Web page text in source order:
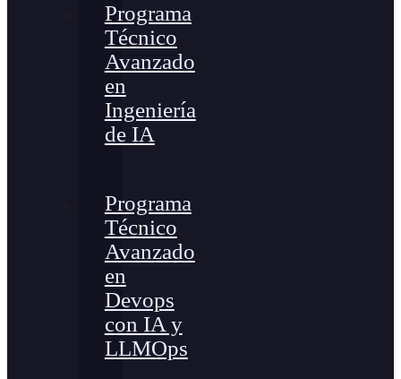
Programa
Técnico
Avanzado
en
Ingeniería
de IA
Programa
Técnico
Avanzado
en
Devops
con IA y
LLMOps